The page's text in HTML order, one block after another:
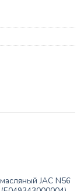
JAC N56